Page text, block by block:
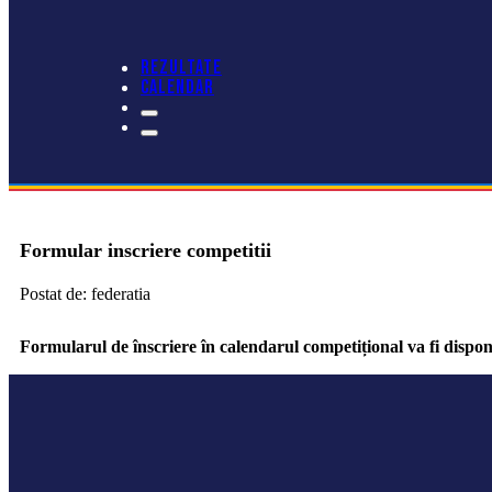
REZULTATE
CALENDAR
Formular inscriere competitii
Postat de: federatia
Formularul de înscriere în calendarul competițional va fi